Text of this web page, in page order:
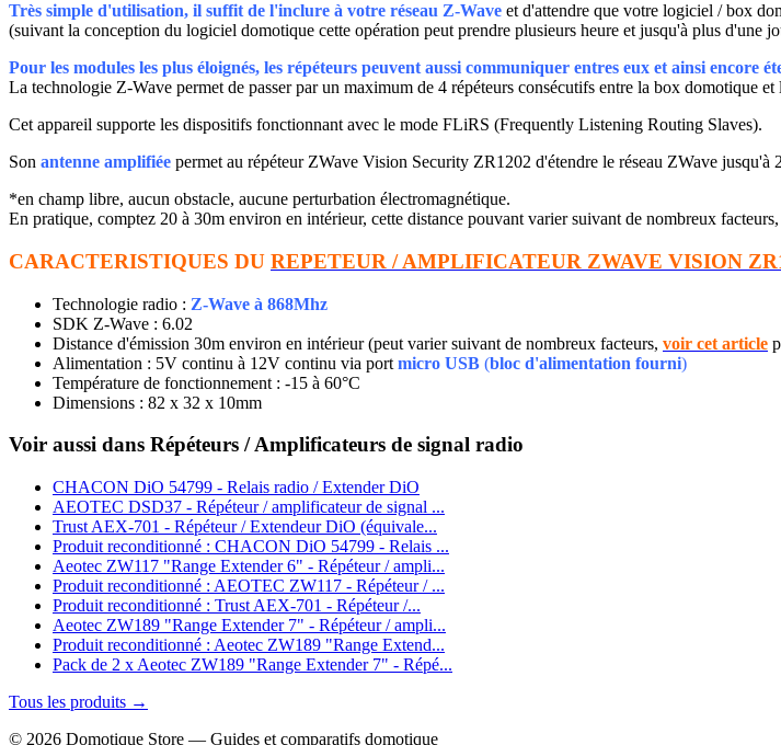
Très simple d'utilisation, il suffit de l'inclure à votre réseau Z-Wave et d'attendre que votre logiciel / box
(suivant la conception du logiciel domotique cette opération peut prendre plusieurs heure et jusqu'à plus d'une
Pour les modules les plus éloignés, les répéteurs peuvent aussi communiquer entres eux et ainsi encore
La technologie Z-Wave permet de passer par un maximum de 4 répéteurs consécutifs entre la box domotique
Cet appareil supporte les dispositifs fonctionnant avec le mode FLiRS (Frequently Listening Routing Slaves).
Son antenne amplifiée permet au répéteur ZWave Vision Security ZR1202 d'étendre le réseau ZWave jusqu'à
*en champ libre, aucun obstacle, aucune perturbation électromagnétique.
En pratique, comptez 20 à 30m environ en intérieur, cette distance pouvant varier suivant de nombreux facteurs,
CARACTERISTIQUES DU REPETEUR / AMPLIFICATEUR ZWAVE VISION
Technologie radio : Z-Wave à 868Mhz
SDK Z-Wave : 6.02
Distance d'émission 30m environ en intérieur(peut varier suivant de nombreux facteurs, voir cet article
Alimentation : 5V continu à 12V continu via port micro USB (bloc d'alimentation fourni)
Température de fonctionnement : -15 à 60°C
Dimensions : 82 x 32 x 10mm
Voir aussi dans Répéteurs / Amplificateurs de signal radio
CHACON DiO 54799 - Relais radio / Extender DiO
AEOTEC DSD37 - Répéteur / amplificateur de signal ...
Trust AEX-701 - Répéteur / Extendeur DiO (équivale...
Produit reconditionné : CHACON DiO 54799 - Relais ...
Aeotec ZW117 "Range Extender 6" - Répéteur / ampli...
Produit reconditionné : AEOTEC ZW117 - Répéteur / ...
Produit reconditionné : Trust AEX-701 - Répéteur /...
Aeotec ZW189 "Range Extender 7" - Répéteur / ampli...
Produit reconditionné : Aeotec ZW189 "Range Extend...
Pack de 2 x Aeotec ZW189 "Range Extender 7" - Répé...
Tous les produits →
© 2026 Domotique Store — Guides et comparatifs domotique